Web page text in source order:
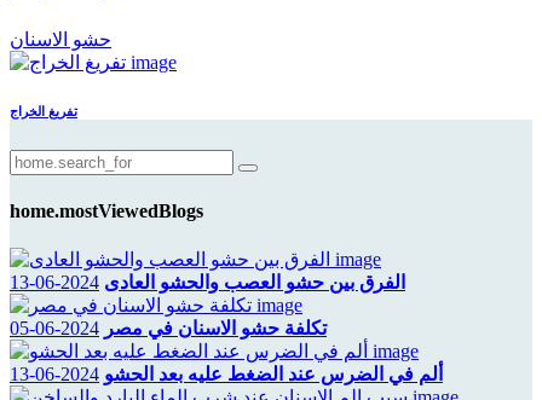
حشو الاسنان
تفريغ الخراج
home.mostViewedBlogs
الفرق بين حشو العصب والحشو العادى 2024-06-13
تكلفة حشو الاسنان في مصر 2024-06-05
ألم في الضرس عند الضغط عليه بعد الحشو 2024-06-13